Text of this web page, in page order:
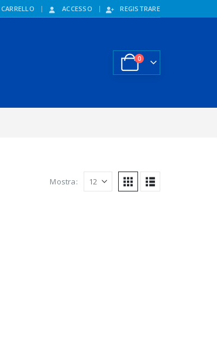
CARRELLO ACCESSO REGISTRARE
0
Mostra: